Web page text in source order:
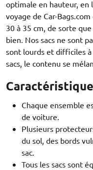
optimale en hauteur, en
voyage de Car-
30 à 35 cm, de sorte
bien. Nos sacs ne sont
sont lourds et difficiles à
sacs, le contenu se
Chaque ensemble
de voiture.
Plusieurs
du sol, des bords
sac.
Tous les sacs sont